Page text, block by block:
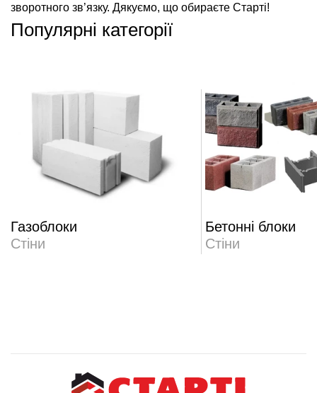
зворотного зв’язку. Дякуємо, що обираєте Старті!
Популярні категорії
Газоблоки
Стіни
Бетонні блоки
Стіни